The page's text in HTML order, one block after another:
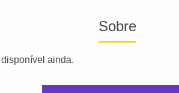
Sobre
ainda.